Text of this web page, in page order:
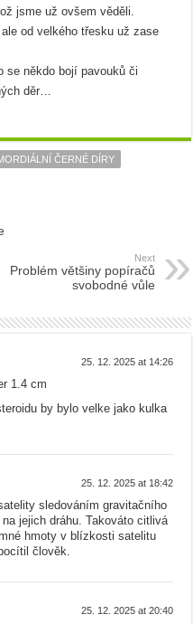
jsme už ovšem věděli.
od velkého třesku už zase
se někdo bojí pavouků či
děr…
ČERNÉ DÍRY
Next
Problém většiny popíračů
svobodné vůle
25. 12. 2025 at 14:26
1.4 cm
by bylo velke jako kulka
25. 12. 2025 at 18:42
sledováním gravitačního
jejich dráhu. Takováto citlivá
hmoty v blízkosti satelitu
člověk.
25. 12. 2025 at 20:40